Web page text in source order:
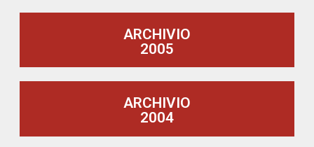
ARCHIVIO
2005
ARCHIVIO
2004